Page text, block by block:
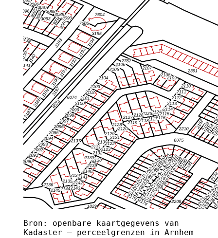
Bron: openbare kaartgegevens van
Kadaster — perceelgrenzen in Arnhem